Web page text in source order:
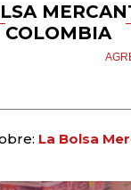
COLOMBIA
La Bolsa